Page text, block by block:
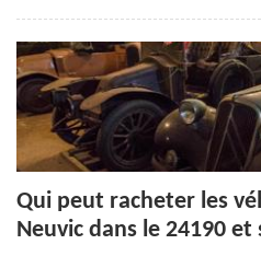
Qui peut racheter les
Neuvic dans le 24190 et